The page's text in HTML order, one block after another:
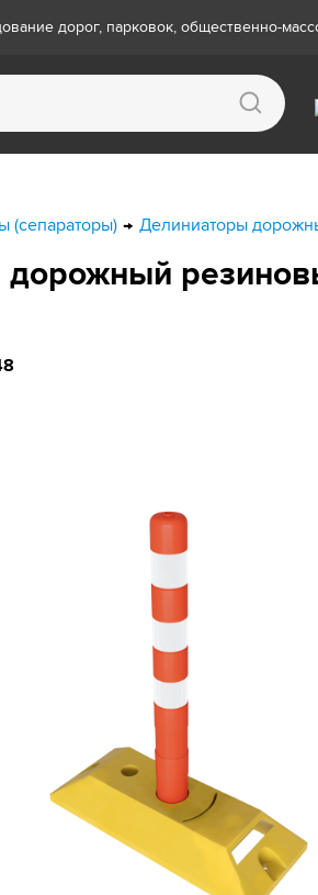
дорог, парковок, общественно-
(сепараторы) Делиниаторы
дорожный